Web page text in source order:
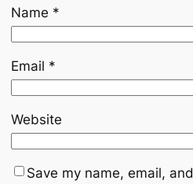
Name *
Email *
Website
Save my name, email,